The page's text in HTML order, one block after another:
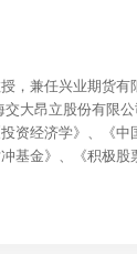
，兼任兴业期货有
大昂立股份有限
资经济学》、《中
基金》、《积极股